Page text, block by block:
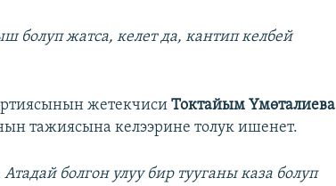
болуп жатса, келет да, кантип келбей
жетекчисиТоктайым Үмөталиева
тажиясына келээрине толук ишенет.
болгон улуу бир тууганы каза болуп